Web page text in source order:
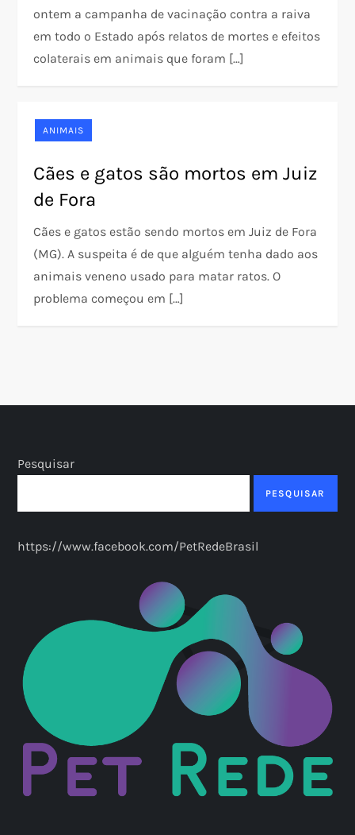
ontem a campanha de vacinação contra a raiva
em todo o Estado após relatos de mortes e efeitos
colaterais em animais que foram […]
ANIMAIS
Cães e gatos são mortos em Juiz
de Fora
Cães e gatos estão sendo mortos em Juiz de Fora
(MG). A suspeita é de que alguém tenha dado aos
animais veneno usado para matar ratos. O
problema começou em […]
Pesquisar
PESQUISAR
https://www.facebook.com/PetRedeBrasil